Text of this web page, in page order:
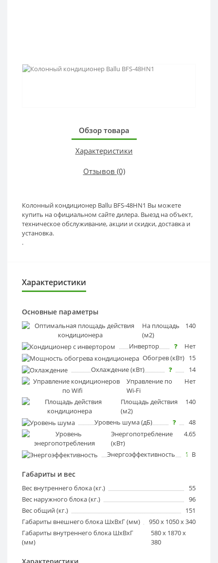
Обзор товара
Характеристики
Отзывов (0)
Колонный кондиционер Ballu BFS-48HN1 Вы можете
купить на официальном сайте дилера. Выезд на объект,
техническое обслуживание, акции и скидки, доставка и
установка.
.
Характеристики
Основные параметры
На площадь
(м2)
?140
Инвертор ?
Нет
Обогрев (кВт) ?15
Охлаждение (кВт)
?
14
Управление по
Wi-Fi
?
Нет
Площадь действия
(м2)
?140
Уровень шума (дБ) ?
48
Энергопотребление
(кВт)
?
4.65
Энергоэффективность ? B
Габариты и вес
Вес внутреннего блока (кг.)
55
Вес наружного блока (кг.)
96
Вес общий (кг.)
151
Габариты внешнего блока ШхВхГ (мм)
950 x 1050 x 340
Габариты внутреннего блока ШхВхГ
(мм)
580 x 1870 x
380